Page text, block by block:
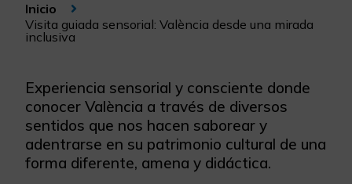
Inicio
Visita guiada sensorial: València desde una mirada
inclusiva
Experiencia sensorial y consciente donde
conocer València a través de diversos
sentidos que nos hacen saborear y
adentrarse en su patrimonio cultural de una
forma diferente, amena y didáctica.